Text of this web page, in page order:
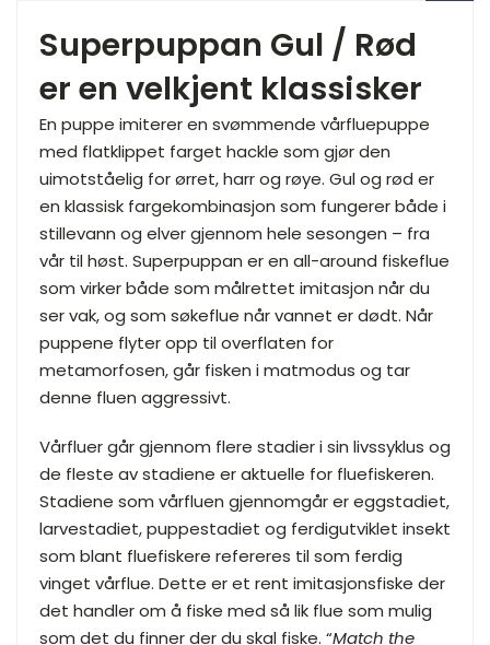
Superpuppan Gul / Rød
er en velkjent klassisker
En puppe imiterer en svømmende vårfluepuppe
med flatklippet farget hackle som gjør den
uimotståelig for ørret, harr og røye. Gul og rød er
en klassisk fargekombinasjon som fungerer både i
stillevann og elver gjennom hele sesongen – fra
vår til høst. Superpuppan er en all-around fiskeflue
som virker både som målrettet imitasjon når du
ser vak, og som søkeflue når vannet er dødt. Når
puppene flyter opp til overflaten for
metamorfosen, går fisken i matmodus og tar
denne fluen aggressivt.
Vårfluer går gjennom flere stadier i sin livssyklus og
de fleste av stadiene er aktuelle for fluefiskeren.
Stadiene som vårfluen gjennomgår er eggstadiet,
larvestadiet, puppestadiet og ferdigutviklet insekt
som blant fluefiskere refereres til som ferdig
vinget vårflue. Dette er et rent imitasjonsfiske der
det handler om å fiske med så lik flue som mulig
som det du finner der du skal fiske. “Match the